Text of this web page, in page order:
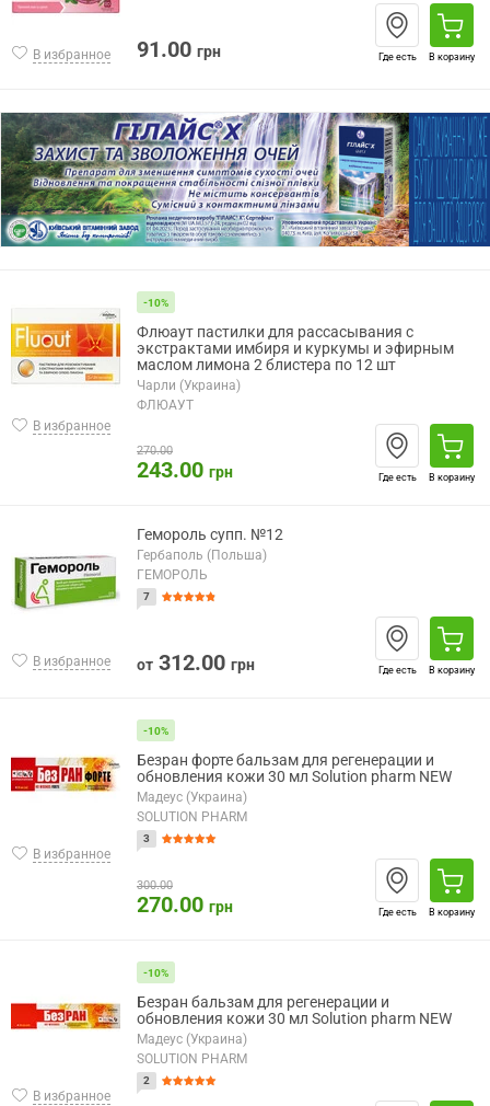
В избранное 91.00 грн Где есть В корзину
В избранное
-10%
Флюаут пастилки для рассасывания с
экстрактами имбиря и куркумы и эфирным
маслом лимона 2 блистера по 12 шт
Чарли (Украина)
ФЛЮАУТ
270.00
243.00 грн Где есть В корзину
В избранное
Гемороль супп. №12
Гербаполь (Польша)
ГЕМОРОЛЬ
7
от 312.00 грн Где есть В корзину
В избранное
-10%
Безран форте бальзам для регенерации и
обновления кожи 30 мл Solution pharm NEW
Мадеус (Украина)
SOLUTION PHARM
3
300.00
270.00 грн Где есть В корзину
В избранное
-10%
Безран бальзам для регенерации и
обновления кожи 30 мл Solution pharm NEW
Мадеус (Украина)
SOLUTION PHARM
2